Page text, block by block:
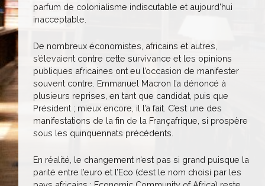
parfum de colonialisme indiscutable et aujourd’hui
inacceptable.
De nombreux économistes, africains et autres,
s’élevaient contre cette survivance et les opinions
publiques africaines ont eu l’occasion de manifester
souvent contre. Emmanuel Macron l’a dénoncé à
plusieurs reprises, en tant que candidat, puis que
Président ; mieux encore, il l’a fait. C’est une des
manifestations de la fin de la Françafrique, si prospère
sous les quinquennats précédents.
En réalité, le changement n’est pas si grand puisque la
parité entre l’euro et l’Eco (c’est le nom choisi par les